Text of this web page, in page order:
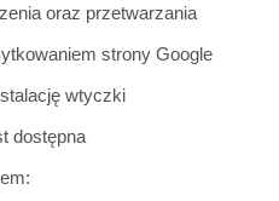
oraz przetwarzania
strony Google
wtyczki
dostępna